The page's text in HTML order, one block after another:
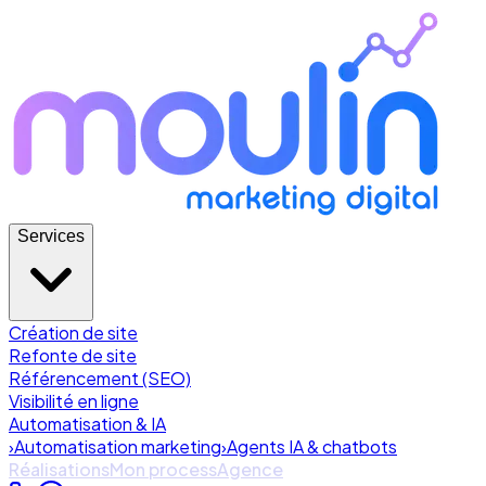
Services
Création de site
Refonte de site
Référencement (SEO)
Visibilité en ligne
Automatisation & IA
›Automatisation marketing›Agents IA & chatbots
RéalisationsMon processAgence